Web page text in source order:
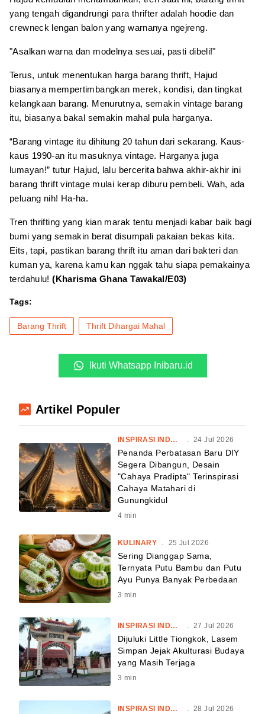
yang tengah digandrungi para thrifter adalah hoodie dan
crewneck lengan balon yang warnanya ngejreng.
"Asalkan warna dan modelnya sesuai, pasti dibeli!"
Terus, untuk menentukan harga barang thrift, Hajud
biasanya mempertimbangkan merek, kondisi, dan tingkat
kelangkaan barang. Menurutnya, semakin vintage barang
itu, biasanya bakal semakin mahal pula harganya.
“Barang vintage itu dihitung 20 tahun dari sekarang. Kaus-
kaus 1990-an itu masuknya vintage. Harganya juga
lumayan!” tutur Hajud, lalu bercerita bahwa akhir-akhir ini
barang thrift vintage mulai kerap diburu pembeli. Wah, ada
peluang nih! Ha-ha.
Tren thrifting yang kian marak tentu menjadi kabar baik bagi
bumi yang semakin berat disumpali pakaian bekas kita.
Eits, tapi, pastikan barang thrift itu aman dari bakteri dan
kuman ya, karena kamu kan nggak tahu siapa pemakainya
terdahulu!(Kharisma Ghana Tawakal/E03)
Tags:
Barang Thrift Thrift Dihargai Mahal
Ikuti Whatsapp Inibaru.id
Artikel Populer
INSPIRASI INDONESIA 24 Jul 2026
Penanda Perbatasan Baru DIY
Segera Dibangun, Desain
"Cahaya Pradipta" Terinspirasi
Cahaya Matahari di
Gunungkidul
4 min
KULINARY . 25 Jul 2026
Sering Dianggap Sama,
Ternyata Putu Bambu dan Putu
Ayu Punya Banyak Perbedaan
3 min
INSPIRASI INDONESIA . 27 Jul 2026
Dijuluki Little Tiongkok, Lasem
Simpan Jejak Akulturasi Budaya
yang Masih Terjaga
3 min
INSPIRASI INDONESIA . 28 Jul 2026